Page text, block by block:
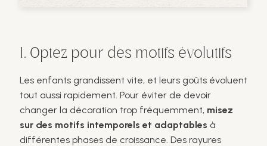
1. Optez pour des motifs évolutifs
Les enfants grandissent vite, et leurs goûts évoluent
tout aussi rapidement. Pour éviter de devoir
changer la décoration trop fréquemment, misez
sur des motifs intemporels et adaptables à
différentes phases de croissance. Des rayures